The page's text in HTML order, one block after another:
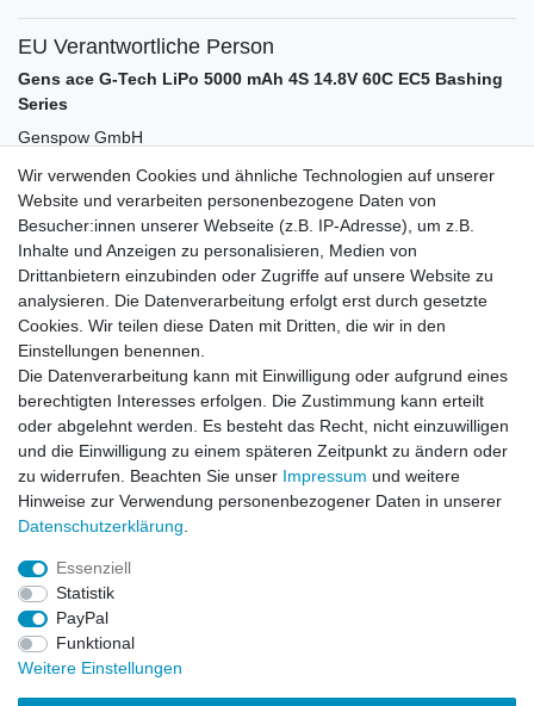
EU Verantwortliche Person
Gens ace G-Tech LiPo 5000 mAh 4S 14.8V 60C EC5 Bashing
Series
Genspow GmbH
41352 Korschenbroich Deutschland
Zubehör
-44%
SkyRC B6 neo Ladegerät grau LiPo 1-6S 10A
200W DC
24,99 € *
Artikel anzeigen
*inkl. ges. MwSt.zzgl.Versandkosten
Impressum
Widerrufs­recht
Wir verwenden Cookies und ähnliche Technologien auf unserer
Website und verarbeiten personenbezogene Daten von
Besucher:innen unserer Webseite (z.B. IP-Adresse), um z.B.
Inhalte und Anzeigen zu personalisieren, Medien von
Drittanbietern einzubinden oder Zugriffe auf unsere Website zu
analysieren. Die Datenverarbeitung erfolgt erst durch gesetzte
Cookies. Wir teilen diese Daten mit Dritten, die wir in den
Einstellungen benennen.
Die Datenverarbeitung kann mit Einwilligung oder aufgrund eines
berechtigten Interesses erfolgen. Die Zustimmung kann erteilt
oder abgelehnt werden. Es besteht das Recht, nicht einzuwilligen
und die Einwilligung zu einem späteren Zeitpunkt zu ändern oder
zu widerrufen. Beachten Sie unser Impressum und weitere
Hinweise zur Verwendung personenbezogener Daten in unserer
Daten­schutz­erklärung
Essenziell
Statistik
PayPal
Funktional
Weitere Einstellungen